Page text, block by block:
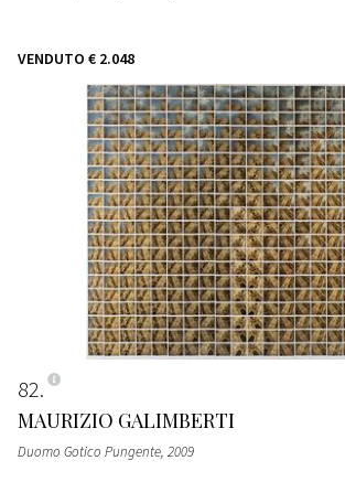
VENDUTO € 2.048
82
MAURIZIO GALIMBERTI
Duomo Gotico Pungente, 2009